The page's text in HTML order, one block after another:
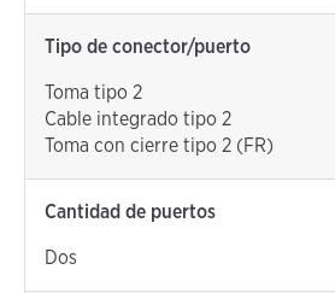
Tipo de conector/puerto
Toma tipo 2
Cable integrado tipo 2
Toma con cierre tipo 2 (FR)
Cantidad de puertos
Dos